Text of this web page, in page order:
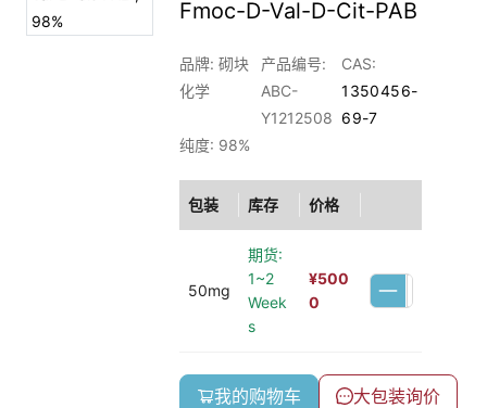
Fmoc-D-Val-D-Cit-PAB
品牌: 砌块
化学
产品编号:
ABC-
Y1212508
CAS:
1350456-
69-7
纯度: 98%
包装 库存 价格
50mg
期货:
1~2
Week
s
¥500
0
我的购物车 大包装询价